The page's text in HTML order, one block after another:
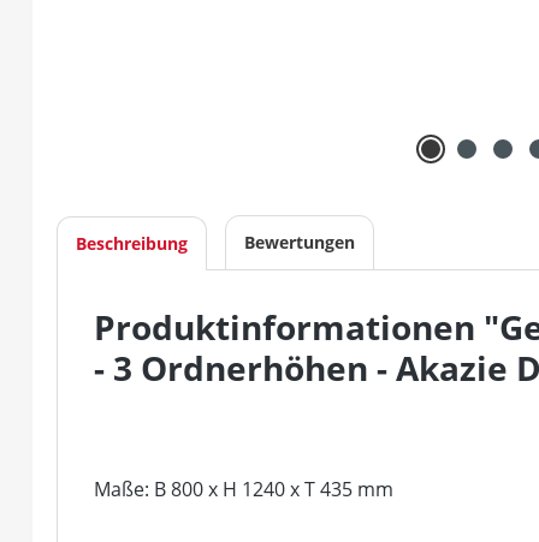
Beschreibung Bewertungen
Produktinformationen
- 3 Ordnerhöhen - Akazie
Maße: B 800 x H 1240 x T 435 mm